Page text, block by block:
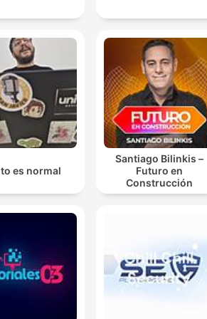
es normal
Santiago Bilinkis –
Futuro en
Construcción